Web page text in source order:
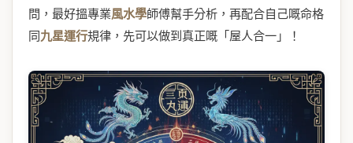
問，最好搵專業風水學師傅幫手分析，再配合自己嘅命格
同九星運行規律，先可以做到真正嘅「屋人合一」！